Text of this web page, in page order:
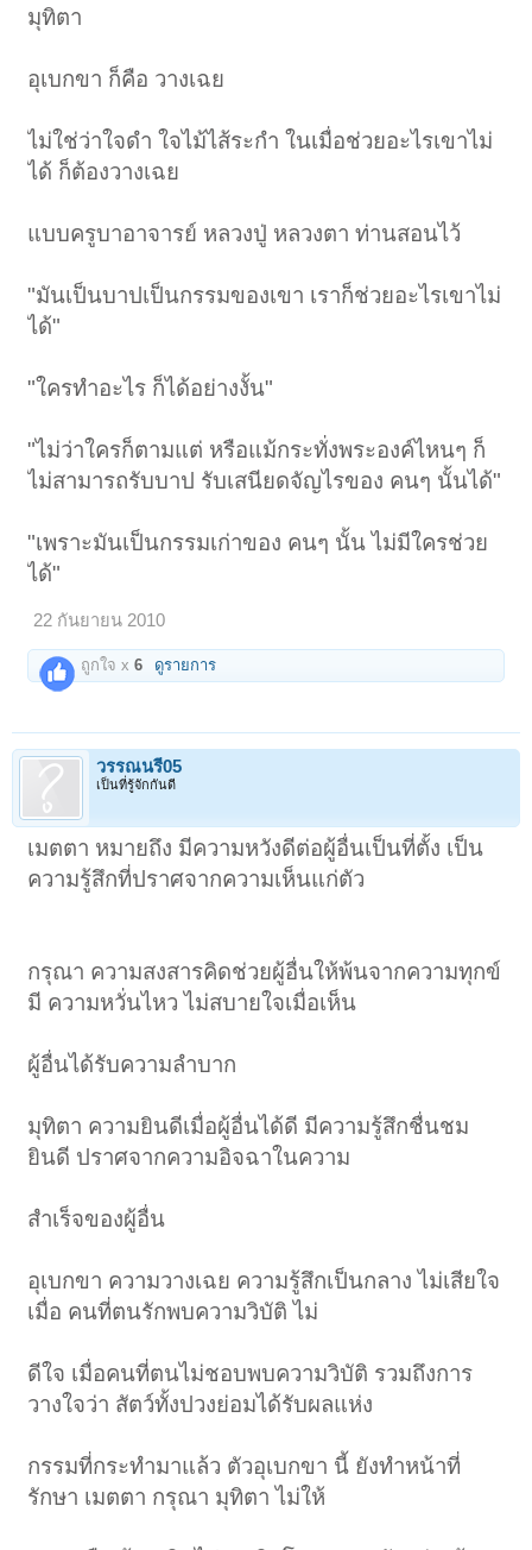
ไม่ยินร้าย ก็เกิดความรู้สึกกลาง ๆ เฉย ๆ อารมณ์เหล่านี้ถือเป็นปกติ ไม่ได้เป็น
ธรรมปฏิบัติ ถ้าจะเป็นธรรมปฏิบัติได้นั้น ต้องหมายถึงการวางเฉยได้ด้วย
ปฏิบัติทำจิตใจให้เกิดการวางเฉยขึ้น และการวางเฉยด้วยความรู้นี้ก็เป็น
อาการของจิตที่มีความทนทาน รู้แล้ววางเฉยได้ เป็นอาการของจิตที่
คือทำไว้ในใจโดยแยบคาย
พิจารณาให้เห็นเหตุและผล เห็นถึงสัจจะคือความเป็นจริง นี่ถือเป็นข้อปฏิบัติ
ให้เกิดอุเบกขาอันเป็นจุดมุ่งหมายในทางธรรมปฏิบัติ
จิตที่มีอาการเป็นกลาง เห็นเสมอกันในสัตว์ บุคคลทั้งหลาย ในคราวทั้งสอง
คือในคราวประสบสมบัติ และในคราวประสบวิบัติ ไม่ยินดียินร้าย มองเห็น
ได้ เฉย คือไม่จัดแจงวุ่นวาย ปล่อยให้เป็นไปตามกรรมหรือตามกำหนดของ
กรรม......อุเบกขานี้เป็นพรหมวิหารธรรมเป็นข้อสุดท้ายจาก เมตตา กรุณา
มุทิตา ที่พึงอบรมให้มีขึ้นในจิต วิธีอบรมคือ ระมัดระวังใจมิให้ขึ้นลง ด้วย
ภาวะของจิตเช่นนั้นเกิดขึ้น ก็พยายามระงับใจ หัดคิดถึงกรรมและผลของ
กรรม หัดคิดวางลงไปให้แก่กรรม เหมือนอย่างให้กรรมรับผิดชอบเอาไป
<center> </center>
บางคนรู้สึกไม่สบายใจที่เห็นเพื่อนร่วมโลก หรือคนใกล้ชิดของตัวเองต้อง
ประสบทุกข์ อยากเข้าไปช่วยเหลือ แต่ก็ไม่สามารถจะคิด จะทำ ให้ความ
ช่วยเหลือเขาได้ คิดมากจนสุดท้าย ตัวเองต้องแบกความทุกข์ตามเขาไป
วิสัยที่เราจะเข้าไปช่วยได้ แล้ววางใจลง ไม่นำมาเป็นทุกข์ใส่ตัว เพราะเห็น
แล้วว่า นั่นคือกรรมของเขา อย่างนี้เรียกว่า อุเบกขา
จะเรียกให้ใคร ๆ มาร่วมมือกันช่วยชีวิตเขา แล้วบอกว่านี้คืออุเบกขา อย่างนี้
ไม่ใช่ ไม่ถูกต้องแล้ว อันนี้ถือเป็นการเฉยเมย ไม่ใช่อุเบกขา แต่ถ้าเราลงไป
ต้องวางใจลง เพราะนั่นคือกรรมของเขา ช่วยแล้ว แต่ไม่สามารถรอดได้ ก็
ไม่ต้องไปเก็บมาเป็นทุกข์ใจ ลงโทษตัวเองว่า ช่วยเขาไม่ได้ ช่วยเขาไม่ทัน
ถ้าหากเราวางใจได้เช่นนั้น นั่นคืออุเบกขา
เราก็พ้องกับความคิดของคนอื่น ซึ่งคิดว่าเป็นวิธีที่ดีที่สุดแล้ว แต่เพื่อนของ
เราก็ไม่สามารถทำได้สักที เช่นเรื่องของความรัก ทำอย่างไรเพื่อนของเราก็
อยู่ตลอดเวลา แต่เพื่อนของเราก็ไม่สามารถตัดใจเลิกกับแฟนได้สักที เป็นต้น
ตัวอย่างเช่นนี้ เราก็คงต้องทำใจว่ามันเป็นกรรมของเพื่อนเรากับแฟนของ
เขาแล้วล่ะ สิ่งที่ดีที่สุดที่เราจะทำได้ก็คือ ยืนอยู่ข้าง ๆ เพื่อนของเรา คอยให้
กำลังใจ ประคับประคอง ไม่ให้เพื่อนเดินทางผิด เราไม่ทอดทิ้งเพื่อน แต่เรา
ต่อว่าเพื่อน เดินหนีออกจากเพื่อน อย่างนี้ถือว่าเราใจร้ายเกินไป อย่าลืมว่า
สรรพสัตว์ในโลกนี้ ล้วนมีกรรมเป็นของตัวเอง เกิดแต่กรรม อยู่ด้วยกรรม และ
เป็นไปด้วยกรรมกันทั้งสิ้น ไม่เว้นเรา-เขา ต่างคนต่างมีกรรม ช่วยเขาแล้ว
เขาไม่สามารถพ้นบ่วงกรรมได้ ก็ต้องรู้จักวางใจให้เป็นกลาง อย่านำทุกข์เขา
เมื่อพูดถึงเรื่องอุเบกขาแล้ว เราขยับเข้าใกล้พระธรรมกันอีกสักนิด ถือว่าเป็น
ธรรมปฏิบัติอย่างหนึ่งของผู้ที่ฝักใฝ่ในการปฏิบัติให้ถูกต้องพึงรู้ไว้ ในพระสุต
ตันตปิฎกกล่าวไว้ว่า อุเบกขามี ๑๐ อย่าง คือ
มุทิตา
อุเบกขา ก็คือ วางเฉย
ไม่ใช่ว่าใจดำ ใจไม้ไส้ระกำ ในเมื่อช่วยอะไรเขาไม่
ได้ ก็ต้องวางเฉย
แบบครูบาอาจารย์ หลวงปู่ หลวงตา ท่านสอนไว้
"มันเป็นบาปเป็นกรรมของเขา เราก็ช่วยอะไรเขาไม่
ได้"
"ใครทำอะไร ก็ได้อย่างงั้น"
"ไม่ว่าใครก็ตามแต่ หรือแม้กระทั่งพระองค์ไหนๆ ก็
ไม่สามารถรับบาป รับเสนียดจัญไรของ คนๆ นั้นได้"
"เพราะมันเป็นกรรมเก่าของ คนๆ นั้น ไม่มีใครช่วย
ได้"
22 กันยายน 2010
ถูกใจ x6 ดูรายการ
วรรณนรี05
เป็นที่รู้จักกันดี
เมตตา หมายถึง มีความหวังดีต่อผู้อื่นเป็นที่ตั้ง เป็น
ความรู้สึกที่ปราศจากความเห็นแก่ตัว
กรุณา ความสงสารคิดช่วยผู้อื่นให้พ้นจากความทุกข์
มี ความหวั่นไหว ไม่สบายใจเมื่อเห็น
ผู้อื่นได้รับความลำบาก
มุทิตา ความยินดีเมื่อผู้อื่นได้ดี มีความรู้สึกชื่นชม
ยินดี ปราศจากความอิจฉาในความ
สำเร็จของผู้อื่น
อุเบกขา ความวางเฉย ความรู้สึกเป็นกลาง ไม่เสียใจ
เมื่อ คนที่ตนรักพบความวิบัติ ไม่
ดีใจ เมื่อคนที่ตนไม่ชอบพบความวิบัติ รวมถึงการ
วางใจว่า สัตว์ทั้งปวงย่อมได้รับผลแห่ง
กรรมที่กระทำมาแล้ว ตัวอุเบกขา นี้ ยังทำหน้าที่
รักษา เมตตา กรุณา มุทิตา ไม่ให้